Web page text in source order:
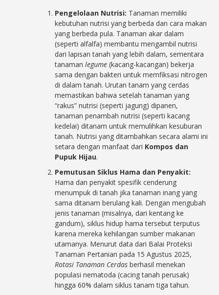
Pengelolaan Nutrisi: Tanaman memiliki
kebutuhan nutrisi yang berbeda dan cara makan
yang berbeda pula. Tanaman akar dalam
(seperti alfalfa) membantu mengambil nutrisi
dari lapisan tanah yang lebih dalam, sementara
tanamanlegume (kacang-kacangan) bekerja
sama dengan bakteri untuk memfiksasi nitrogen
di dalam tanah. Urutan tanam yang cerdas
memastikan bahwa setelah tanaman yang
“rakus” nutrisi (seperti jagung) dipanen,
tanaman penambah nutrisi (seperti kacang
kedelai) ditanam untuk memulihkan kesuburan
tanah. Nutrisi yang ditambahkan secara alami ini
setara dengan manfaat dari Kompos dan
Pupuk Hijau.
Pemutusan Siklus Hama dan Penyakit:
Hama dan penyakit spesifik cenderung
menumpuk di tanah jika tanaman inang yang
sama ditanam berulang kali. Dengan mengubah
jenis tanaman (misalnya, dari kentang ke
gandum), siklus hidup hama tersebut terputus
karena mereka kehilangan sumber makanan
utamanya. Menurut data dari Balai Proteksi
Tanaman Pertanian pada 15 Agustus 2025,
Rotasi Tanaman Cerdas berhasil menekan
populasi nematoda (cacing tanah perusak)
hingga 60% dalam siklus tanam tiga tahun.